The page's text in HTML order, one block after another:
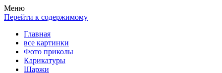
Весела хата — прикольные картинки, смешные истории, клипы!
Покажем всем ваши фото приколы, карикатуры, шаржи, стихи,
Меню
Перейти к содержимому
Главная
все картинки
Фото приколы
Карикатуры
Шаржи